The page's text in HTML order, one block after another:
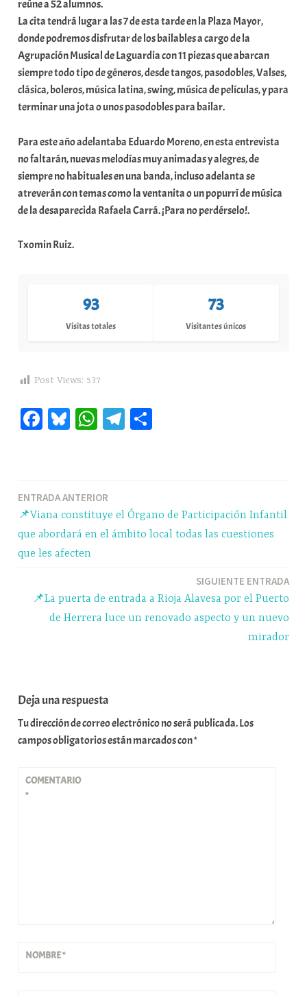
reúne a 52 alumnos.
La cita tendrá lugar a las 7 de esta tarde en la Plaza Mayor,
donde podremos disfrutar de los bailables a cargo de la
Agrupación Musical de Laguardia con 11 piezas que abarcan
siempre todo tipo de géneros, desde tangos, pasodobles, Valses,
clásica, boleros, música latina, swing, música de películas, y para
terminar una jota o unos pasodobles para bailar.
Para este año adelantaba Eduardo Moreno, en esta entrevista
no faltarán, nuevas melodías muy animadas y alegres, de
siempre no habituales en una banda, incluso adelanta se
atreverán con temas como la ventanita o un popurrí de música
de la desaparecida Rafaela Carrá. ¡Para no perdérselo!.
Txomin Ruiz.
93
Visitas totales
73
Visitantes únicos
Post Views: 537
Fa Bl W
pp
Te
m rti
r
Navegación
entradas
ENTRADA ANTERIOR
📌Viana constituye el Órgano de Participación Infantil
que abordará en el ámbito local todas las cuestiones
que les afecten
SIGUIENTE ENTRADA
📌La puerta de entrada a Rioja Alavesa por el Puerto
de Herrera luce un renovado aspecto y un nuevo
mirador
Deja una respuesta
Tu dirección de correo electrónico no será publicada.Los
campos obligatorios están marcados con*
COMENTARIO
*
NOMBRE*